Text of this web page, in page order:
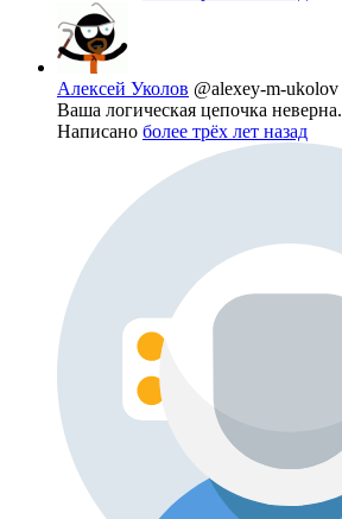
Алексей Уколов @alexey-m-ukolov
Ваша логическая цепочка неверна.
Написано более трёх лет назад